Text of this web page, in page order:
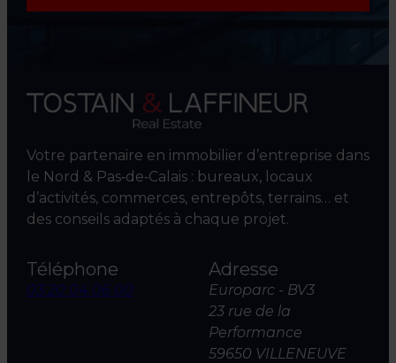
Votre partenaire en immobilier d’entreprise dans
le Nord & Pas‑de‑Calais : bureaux, locaux
d’activités, commerces, entrepôts, terrains… et
des conseils adaptés à chaque projet.
Téléphone
03 20 04 06 00
Adresse
Europarc - BV3
23 rue de la
Performance
59650 VILLENEUVE